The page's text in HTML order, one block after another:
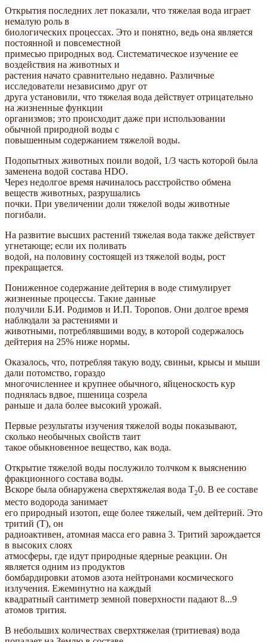
Открытия последних лет показали, что тяжелая вода играет
немалую роль в
биологических процессах. Это и понятно, ведь она является
постоянной и повсеместной
примесью природных вод. Систематическое изучение ее
воздействия на животных и
растения начато сравнительно недавно. Различные
исследователи независимо друг от
друга установили, что тяжелая вода действует отрицательно
на жизненные функции
организмов; это происходит даже при использовании
обычной природной воды с
повышенным содержанием тяжелой воды.
Подопытных животных поили водой, 1/3 часть которой была
заменена водой состава HDO.
Через недолгое время начиналось расстройство обмена
веществ животных, разрушались
почки. При увеличении доли тяжелой воды животные
погибали.
На развитие высших растений тяжелая вода также действует
угнетающе; если их поливать
водой, на половину состоящей из тяжелой воды, рост
прекращается.
Пониженное содержание дейтерия в воде стимулирует
жизненные процессы. Такие данные
получили Б.И. Родимов и И.П. Торопов. Они долгое время
наблюдали за растениями и
животными, потреблявшими воду, в которой содержалось
дейтерия на 25% ниже нормы.
Оказалось, что, потребляя такую воду, свиньи, крысы и мыши
дали потомство, гораздо
многочисленнее и крупнее обычного, яйценоскость кур
поднялась вдвое, пшеница созрела
раньше и дала более высокий урожай.
Первые результаты изучения тяжелой воды показывают,
сколько необычных свойств таит
такое обыкновенное вещество, как вода.
Открытие тяжелой воды послужило толчком к выяснению
фракционного состава воды.
Вскоре была обнаружена сверхтяжелая вода Т20. В ее составе
место водорода занимает
его природный изотоп, еще более тяжелый, чем дейтерий. Это
тритий (Т), он
радиоактивен, атомная масса его равна 3. Тритий зарождается
в высоких слоях
атмосферы, где идут природные ядерные реакции. Он
является одним из продуктов
бомбардировки атомов азота нейтронами космического
излучения. Ежеминутно на каждый
квадратный сантиметр земной поверхности падают 8...9
атомов трития.
В небольших количествах сверхтяжелая (тритиевая) вода